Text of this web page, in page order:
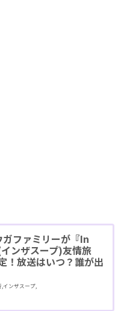
ファミリーが『In
ンザスープ)友情旅
！放送はいつ？誰が出
ンザスープ,